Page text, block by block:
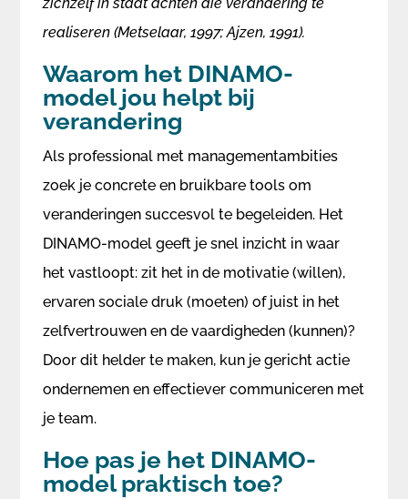
zichzelf in staat achten die verandering te
realiseren (Metselaar, 1997; Ajzen, 1991).
Waarom het DINAMO-
model jou helpt bij
verandering
Als professional met managementambities
zoek je concrete en bruikbare tools om
veranderingen succesvol te begeleiden. Het
DINAMO-model geeft je snel inzicht in waar
het vastloopt: zit het in de motivatie (willen),
ervaren sociale druk (moeten) of juist in het
zelfvertrouwen en de vaardigheden (kunnen)?
Door dit helder te maken, kun je gericht actie
ondernemen en effectiever communiceren met
je team.
Hoe pas je het DINAMO-
model praktisch toe?